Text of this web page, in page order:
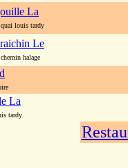
La
louis tardy
Le
halage
La
tardy